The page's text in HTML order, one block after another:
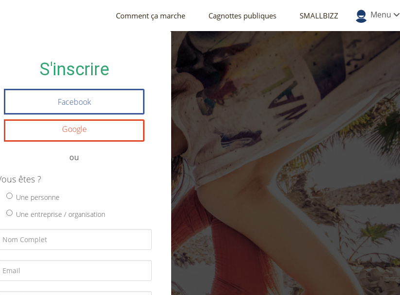
Comment ça marche Cagnottes publiques SMALLBIZZ Menu
S'inscrire
Facebook
Google
ou
êtes ?
Une personne
Une entreprise / organisation